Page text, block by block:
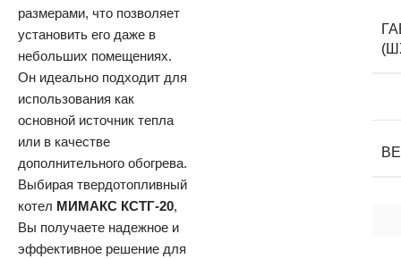
размерами, что позволяет
установить его даже в
небольших помещениях.
Он идеально подходит для
использования как
основной источник тепла
или в качестве
дополнительного обогрева.
Выбирая твердотопливный
котел МИМАКС КСТГ-20,
Вы получаете надежное и
эффективное решение для